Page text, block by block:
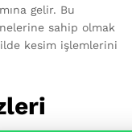
gelir. Bu
sahip olmak
kesim işlemlerini